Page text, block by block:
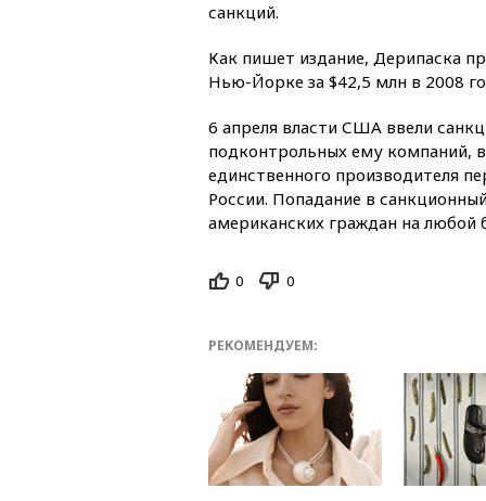
санкций.
Как пишет издание, Дерипаска
Нью-Йорке за $42,5 млн в 2008
6 апреля власти США ввели
подконтрольных ему компаний,
единственного производителя
России. Попадание в
американских граждан на любой
0 0
РЕКОМЕНДУЕМ: